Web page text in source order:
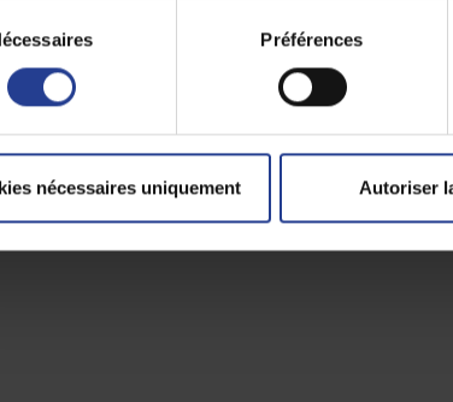
Préférences
nécessaires uniquement Autoriser
Cet article a-t-il été utile ? Non